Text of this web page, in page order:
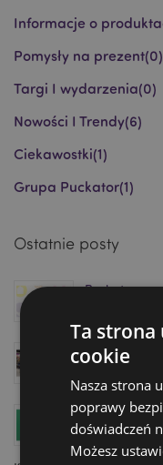
Informacje o
Pomysły na prezent(0)
Targi I wydarzenia(0)
Nowości I Trendy(6)
Ciekawostki(1)
Grupa Puckator(1)
Ostatnie posty
Puckator
Luti 04, 2026
Odwiedź
Kwiecień 11,
Zwiększ
Minecraft
filmu!
Ta
cookie
Nasza strona
poprawy
doświadczeń
Możesz